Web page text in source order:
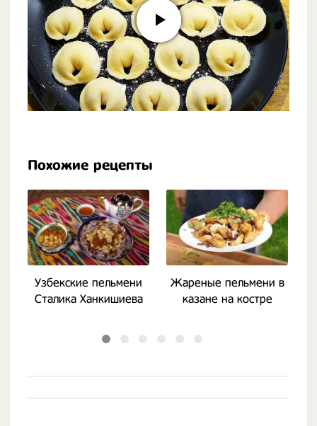
Похожие рецепты
Узбекские пельмени
Сталика Ханкишиева
Жареные пельмени в
казане на костре